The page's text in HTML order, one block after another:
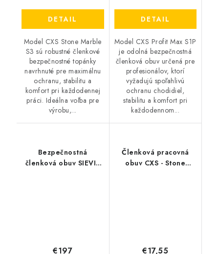
DETAIL
Model CXS Stone Marble
S3 sú robustné členkové
bezpečnostné topánky
navrhnuté pre maximálnu
ochranu, stabilitu a
komfort pri každodennej
práci. Ideálna voľba pre
výrobu,...
DETAIL
Model CXS Profit Max S1P
je odolná bezpečnostná
členková obuv určená pre
profesionálov, ktorí
vyžadujú spoľahlivú
ochranu chodidiel,
stabilitu a komfort pri
každodennom...
Bezpečnostná
členková obuv SIEVI -
€197
Členková pracovná
obuv CXS - Stone
€17,55